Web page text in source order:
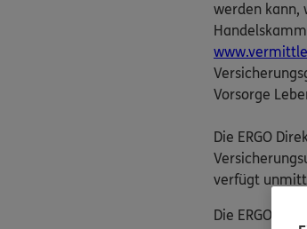
werden kann,
Vorsorge
Die ERGO
verfügt
Die ERGO